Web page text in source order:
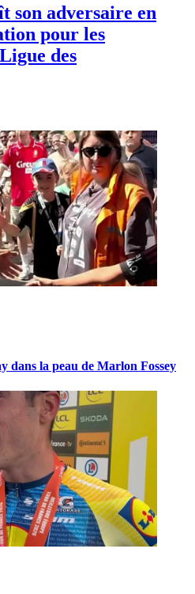
son adversaire en
pour les
des
dans la peau de Marlon Fossey